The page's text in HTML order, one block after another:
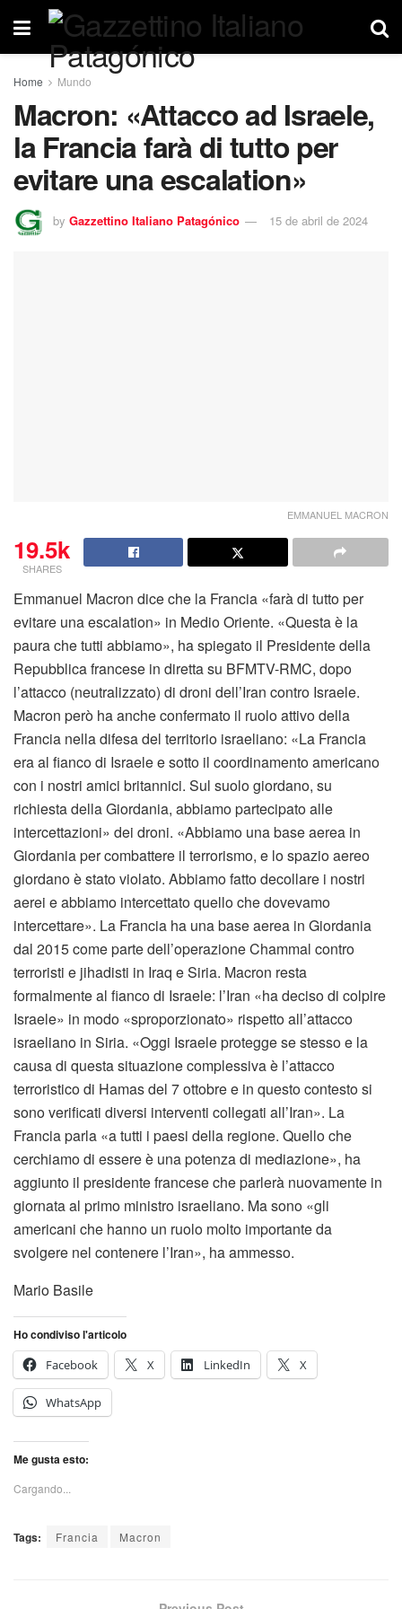
Home Mundo
Macron: «Attacco ad Israele,
la Francia farà di tutto per
evitare una escalation»
by Gazzettino Italiano Patagónico 15 de abril de 2024
EMMANUEL MACRON
19.5k
SHARES
Emmanuel Macron dice che la Francia «farà di tutto per
evitare una escalation» in Medio Oriente. «Questa è la
paura che tutti abbiamo», ha spiegato il Presidente della
Repubblica francese in diretta su BFMTV-RMC, dopo
l’attacco (neutralizzato) di droni dell’Iran contro Israele.
Macron però ha anche confermato il ruolo attivo della
Francia nella difesa del territorio israeliano: «La Francia
era al fianco di Israele e sotto il coordinamento americano
con i nostri amici britannici. Sul suolo giordano, su
richiesta della Giordania, abbiamo partecipato alle
intercettazioni» dei droni. «Abbiamo una base aerea in
Giordania per combattere il terrorismo, e lo spazio aereo
giordano è stato violato. Abbiamo fatto decollare i nostri
aerei e abbiamo intercettato quello che dovevamo
intercettare». La Francia ha una base aerea in Giordania
dal 2015 come parte dell’operazione Chammal contro
terroristi e jihadisti in Iraq e Siria. Macron resta
formalmente al fianco di Israele: l’Iran «ha deciso di colpire
Israele» in modo «sproporzionato» rispetto all’attacco
israeliano in Siria. «Oggi Israele protegge se stesso e la
causa di questa situazione complessiva è l’attacco
terroristico di Hamas del 7 ottobre e in questo contesto si
sono verificati diversi interventi collegati all’Iran». La
Francia parla «a tutti i paesi della regione. Quello che
cerchiamo di essere è una potenza di mediazione», ha
aggiunto il presidente francese che parlerà nuovamente in
giornata al primo ministro israeliano. Ma sono «gli
americani che hanno un ruolo molto importante da
svolgere nel contenere l’Iran», ha ammesso.
Mario Basile
Ho condiviso l'articolo
Facebook
X LinkedIn X
WhatsApp
Me gusta esto:
Cargando...
Tags: Francia Macron